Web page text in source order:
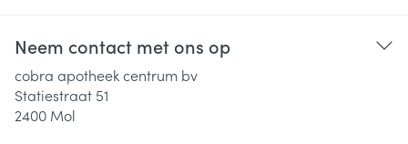
Neem contact met ons op
cobra apotheek centrum bv
Statiestraat 51
2400 Mol